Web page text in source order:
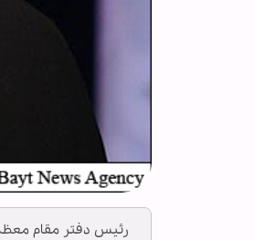
رئیس دفتر مقام معظم